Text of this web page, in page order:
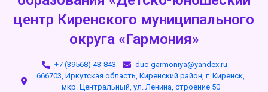
центр Киренского муниципального
округа «Гармония»
+7 (39568) 43-843
duc-garmoniya@yandex.ru
666703, Иркутская область, Киренский район, г. Киренск,
мкр. Центральный, ул. Ленина, строение 50